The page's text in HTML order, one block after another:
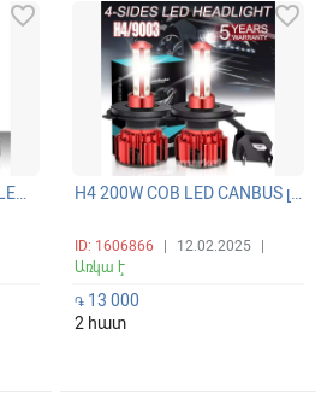
H4, H7 և H11 200W COB LED CANBUS լուսարձակի ունիվերսալ գերպայծառ 6 կողմանի լամպեր 360 բարձր/ցածր (դալնի/բլիժնի) ճառագայթով 6000K
favorite_border
H4 200W COB LED CANBUS լուսարձակի ունիվերսալ գերպայծառ 4 կողմանի 360 բարձր/ցածր (դալնի/բլիժնի) ճառագայթով լամպեր 6000K
ID: 1606866 12.02.2025
Առկա է
favorite_border
֏13 000
2 հատ